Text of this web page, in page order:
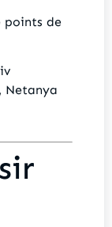
points de
Netanya